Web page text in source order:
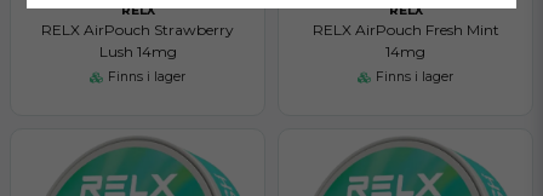
RELX
RELX AirPouch Strawberry
Lush 14mg
Finns i lager
RELX
RELX AirPouch Fresh Mint
14mg
Finns i lager